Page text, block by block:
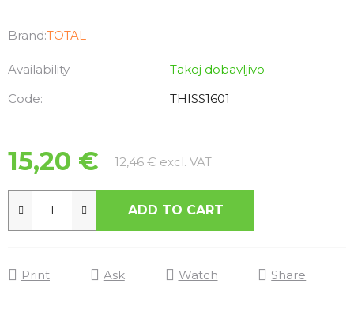
Brand:TOTAL
Availability
Takoj dobavljivo
Code:
THISS1601
15,20 € 12,46 € excl. VATMeasure price:
ADD TO CART
Print Ask Watch Share